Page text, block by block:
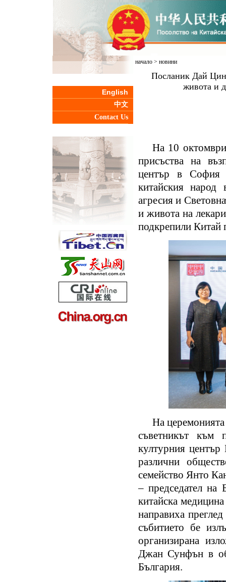
English
中文
Contact Us
начало> новини
Посланик Дай
живота и
На 10
присъства на
център в София
китайския народ
агресия и
и живота на
подкрепили Китай
На
съветникът към
културния
различни
семейство Янто
– председател на
китайска
направиха
събитието бе
организирана
Джан Сунфън в
България.